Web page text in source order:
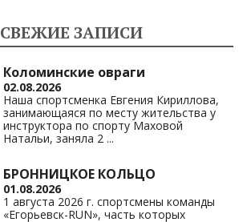
СВЕЖИЕ ЗАПИСИ
Коломинские овраги
02.08.2026
Наша спортсменка Евгения Кириллова,
занимающаяся по месту жительства у
инструктора по спорту Маховой
Натальи, заняла 2 ...
БРОННИЦКОЕ КОЛЬЦО
01.08.2026
1 августа 2026 г. спортсмены команды
«Егорьевск-RUN», часть которых